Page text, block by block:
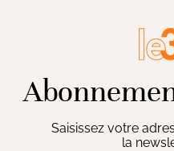
Saisissez votre
la